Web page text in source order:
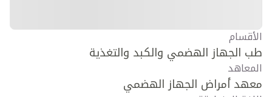
الأقسام
طب الجهاز الهضمي والكبد والتغذية
المعاهد
معهد أمراض الجهاز الهضمي